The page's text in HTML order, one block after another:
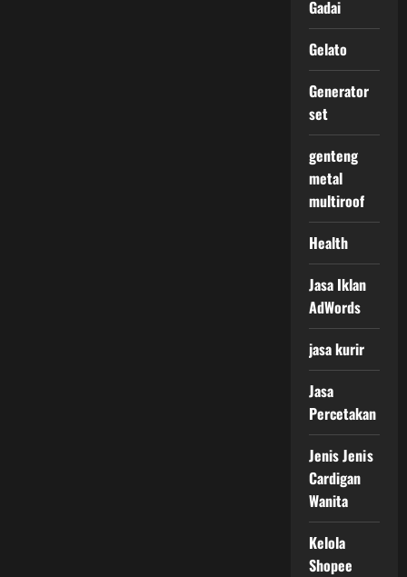
Gadai
Gelato
Generator
set
genteng
metal
multiroof
Health
Jasa Iklan
AdWords
jasa kurir
Jasa
Percetakan
Jenis Jenis
Cardigan
Wanita
Kelola
Shopee